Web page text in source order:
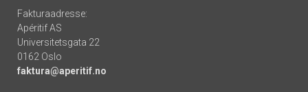
Fakturaadresse:
Apéritif AS
Universitetsgata 22
0162 Oslo
faktura@aperitif.no